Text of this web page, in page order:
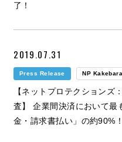
了！
2019.07.31
Press Release NP
【ネットプロテクションズ
査】 企業間決済において最
金・請求書払い」の約90%！